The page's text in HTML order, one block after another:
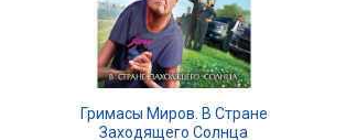
Гримасы Миров. В Стране
Заходящего Солнца